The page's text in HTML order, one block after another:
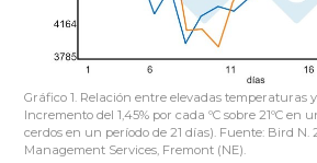
Gráfico 1. Relación entre elevadas temperaturas
Incremento del 1,45% por cada ºC sobre 21ºC en
cerdos en un período de 21 días). Fuente: Bird
Management Services, Fremont (NE).